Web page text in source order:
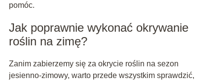
pomóc.
Jak poprawnie wykonać okrywanie
roślin na zimę?
Zanim zabierzemy się za okrycie roślin na sezon
jesienno-zimowy, warto przede wszystkim sprawdzić,